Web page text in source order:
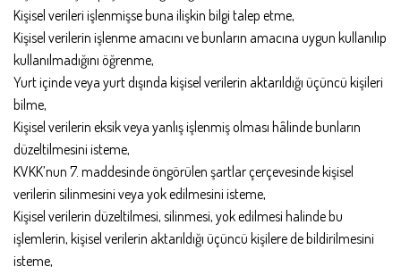
Kişisel verileri işlenmişse buna ilişkin bilgi talep etme,
Kişisel verilerin işlenme amacını ve bunların amacına uygun kullanılıp
kullanılmadığını öğrenme,
Yurt içinde veya yurt dışında kişisel verilerin aktarıldığı üçüncü kişileri
bilme,
Kişisel verilerin eksik veya yanlış işlenmiş olması hâlinde bunların
düzeltilmesini isteme,
KVKK’nun 7. maddesinde öngörülen şartlar çerçevesinde kişisel
verilerin silinmesini veya yok edilmesini isteme,
Kişisel verilerin düzeltilmesi, silinmesi, yok edilmesi halinde bu
işlemlerin, kişisel verilerin aktarıldığı üçüncü kişilere de bildirilmesini
isteme,